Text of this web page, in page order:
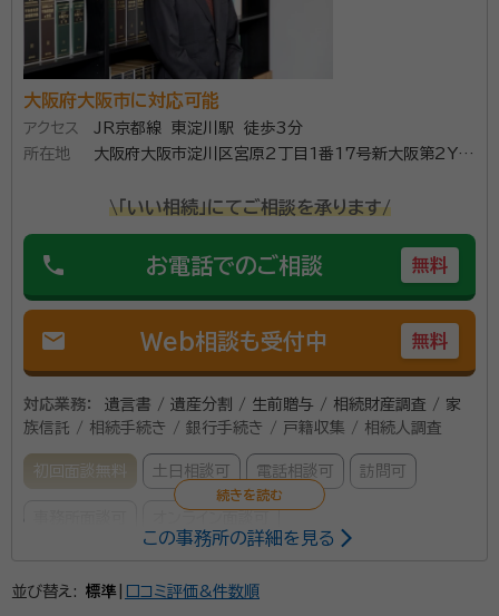
財産の帰属等についても、ご依頼者様ご自身や他の相
続人が相続のあとも円満な関係を築けるように配慮し
て取り組んでおります。 また、相続は、一生のうちに何
度も経験するものでもなく、複雑な感情が入り乱れる
中、煩雑な相続手続き、難しい生前対策にくじける方も
自身とご家族の想いどおりの、円満な相続を実現する」
ことです。そのため、煩雑で時間のかかる相続手続きは
皆様に代わり、当事務所が円満に、かつ円滑に進めさせ
大阪府大阪市に対応可能
アクセス
JR京都線 東淀川駅 徒歩3分
所在地
大阪府大阪市淀川区宮原2丁目1番17号新大阪第2YS
\「いい相続」にてご相談を承ります/
phone お電話でのご相談 無料
mail Web相談も受付中 無料
対応業務：
遺言書 / 遺産分割 / 生前贈与 / 相続財産調査 / 家
族信託 / 相続手続き / 銀行手続き / 戸籍収集 / 相続人調査
初回面談無料 土日相談可 電話相談可 訪問可
この事務所の詳細を見る
並び替え: 標準 口コミ評価&件数順